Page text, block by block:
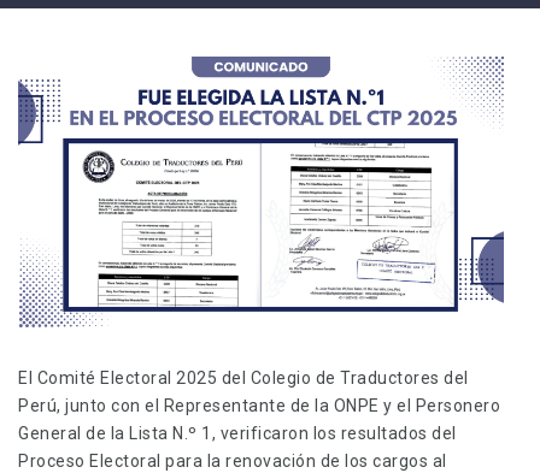
El Comité Electoral 2025 del Colegio de Traductores del
Perú, junto con el Representante de la ONPE y el Personero
General de la Lista N.º 1, verificaron los resultados del
Proceso Electoral para la renovación de los cargos al